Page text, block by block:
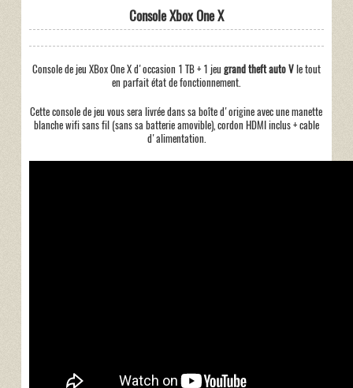
Console Xbox One X
Console de jeu XBox One X d'occasion 1 TB + 1 jeu grand theft auto Vle tout
en parfait état de fonctionnement.
Cette console de jeu vous sera livrée dans sa boîte d'origine avec une manette
blanche wifi sans fil (sans sa batterie amovible), cordon HDMI inclus + cable
d'alimentation.